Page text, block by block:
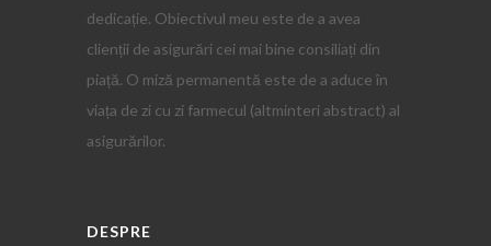
dedicație. Obiectivul meu este de a avea
clienții de asigurări cei mai bine consiliați din
piață. O miză permanentă este de a aduce în
viața de zi cu zi farmecul (altminteri abstract) al
asigurărilor.
DESPRE